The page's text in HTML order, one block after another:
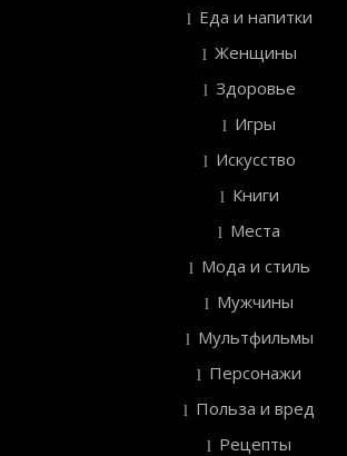
Еда и напитки
Женщины
Здоровье
Игры
Искусство
Книги
Места
Мода и стиль
Мужчины
Мультфильмы
Персонажи
Польза и вред
Рецепты